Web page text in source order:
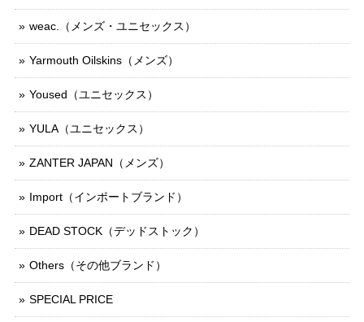
weac.（メンズ・ユニセックス）
Yarmouth Oilskins（メンズ）
Yoused（ユニセックス）
YULA（ユニセックス）
ZANTER JAPAN（メンズ）
Import（インポートブランド）
DEAD STOCK（デッドストック）
Others（その他ブランド）
SPECIAL PRICE